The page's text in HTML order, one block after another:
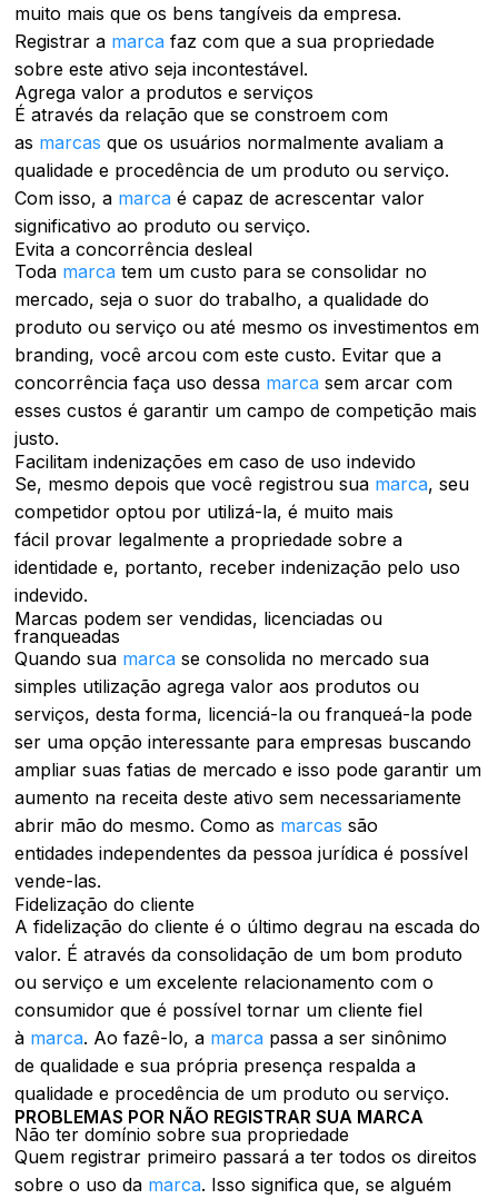
muito mais que os bens tangíveis da empresa.
Registrar a marcafaz com que a sua propriedade
sobre este ativo seja incontestável.
Agrega valor a produtos e serviços
É através da relação que se constroem com
as marcas que os usuários normalmente avaliam a
qualidade e procedência de um produto ou serviço.
Com isso, a marcaé capaz de acrescentar valor
significativo ao produto ou serviço.
Evita a concorrência desleal
Toda marcatem um custo para se consolidar no
mercado, seja o suor do trabalho, a qualidade do
produto ou serviço ou até mesmo os investimentos em
branding, você arcou com este custo. Evitar que a
concorrência faça uso dessa marcasem arcar com
esses custos é garantir um campo de competição mais
justo.
Facilitam indenizações em caso de uso indevido
Se, mesmo depois que você registrou sua marca, seu
competidor optou por utilizá-la, é muito mais
fácil provar legalmente a propriedade sobre a
identidade e, portanto, receber indenização pelo uso
indevido.
Marcas podem ser vendidas, licenciadas ou
franqueadas
Quando sua marcase consolida no mercado sua
simples utilização agrega valor aos produtos ou
serviços, desta forma, licenciá-la ou franqueá-la pode
ser uma opção interessante para empresas buscando
ampliar suas fatias de mercado e isso pode garantir um
aumento na receita deste ativo sem necessariamente
abrir mão do mesmo. Como as marcas são
entidades independentes da pessoa jurídica é possível
vende-las.
Fidelização do cliente
A fidelização do cliente é o último degrau na escada do
valor. É através da consolidação de um bom produto
ou serviço e um excelente relacionamento com o
consumidor que é possível tornar um cliente fiel
à marca. Ao fazê-lo, a marcapassa a ser sinônimo
de qualidade e sua própria presença respalda a
qualidade e procedência de um produto ou serviço.
PROBLEMAS POR NÃO REGISTRAR SUA MARCA
Não ter domínio sobre sua propriedade
Quem registrar primeiro passará a ter todos os direitos
sobre o uso da marca. Isso significa que, se alguém